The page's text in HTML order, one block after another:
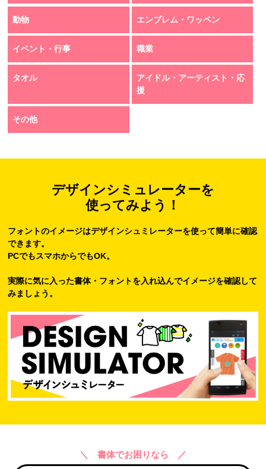
動物 エンブレム・ワッペン
イベント・行事 職業
タオル
アイドル・アーティスト・応
援
その他
デザインシミュレーターを
使ってみよう！
フォントのイメージはデザインシュミレーターを使って簡単に確認
できます。
PCでもスマホからでもOK。
実際に気に入った書体・フォントを入れ込んでイメージを確認して
みましょう。
＼ 書体でお困りなら ／